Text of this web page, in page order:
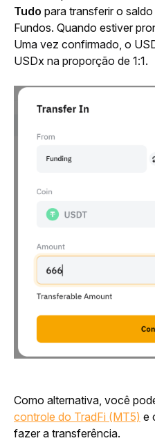
Tudo para transferir o
Fundos. Quando estiver
Uma vez confirmado, o
USDx na proporção de 1:1.
Como alternativa, você
controle do TradFi (MT5) e
fazer a transferência.